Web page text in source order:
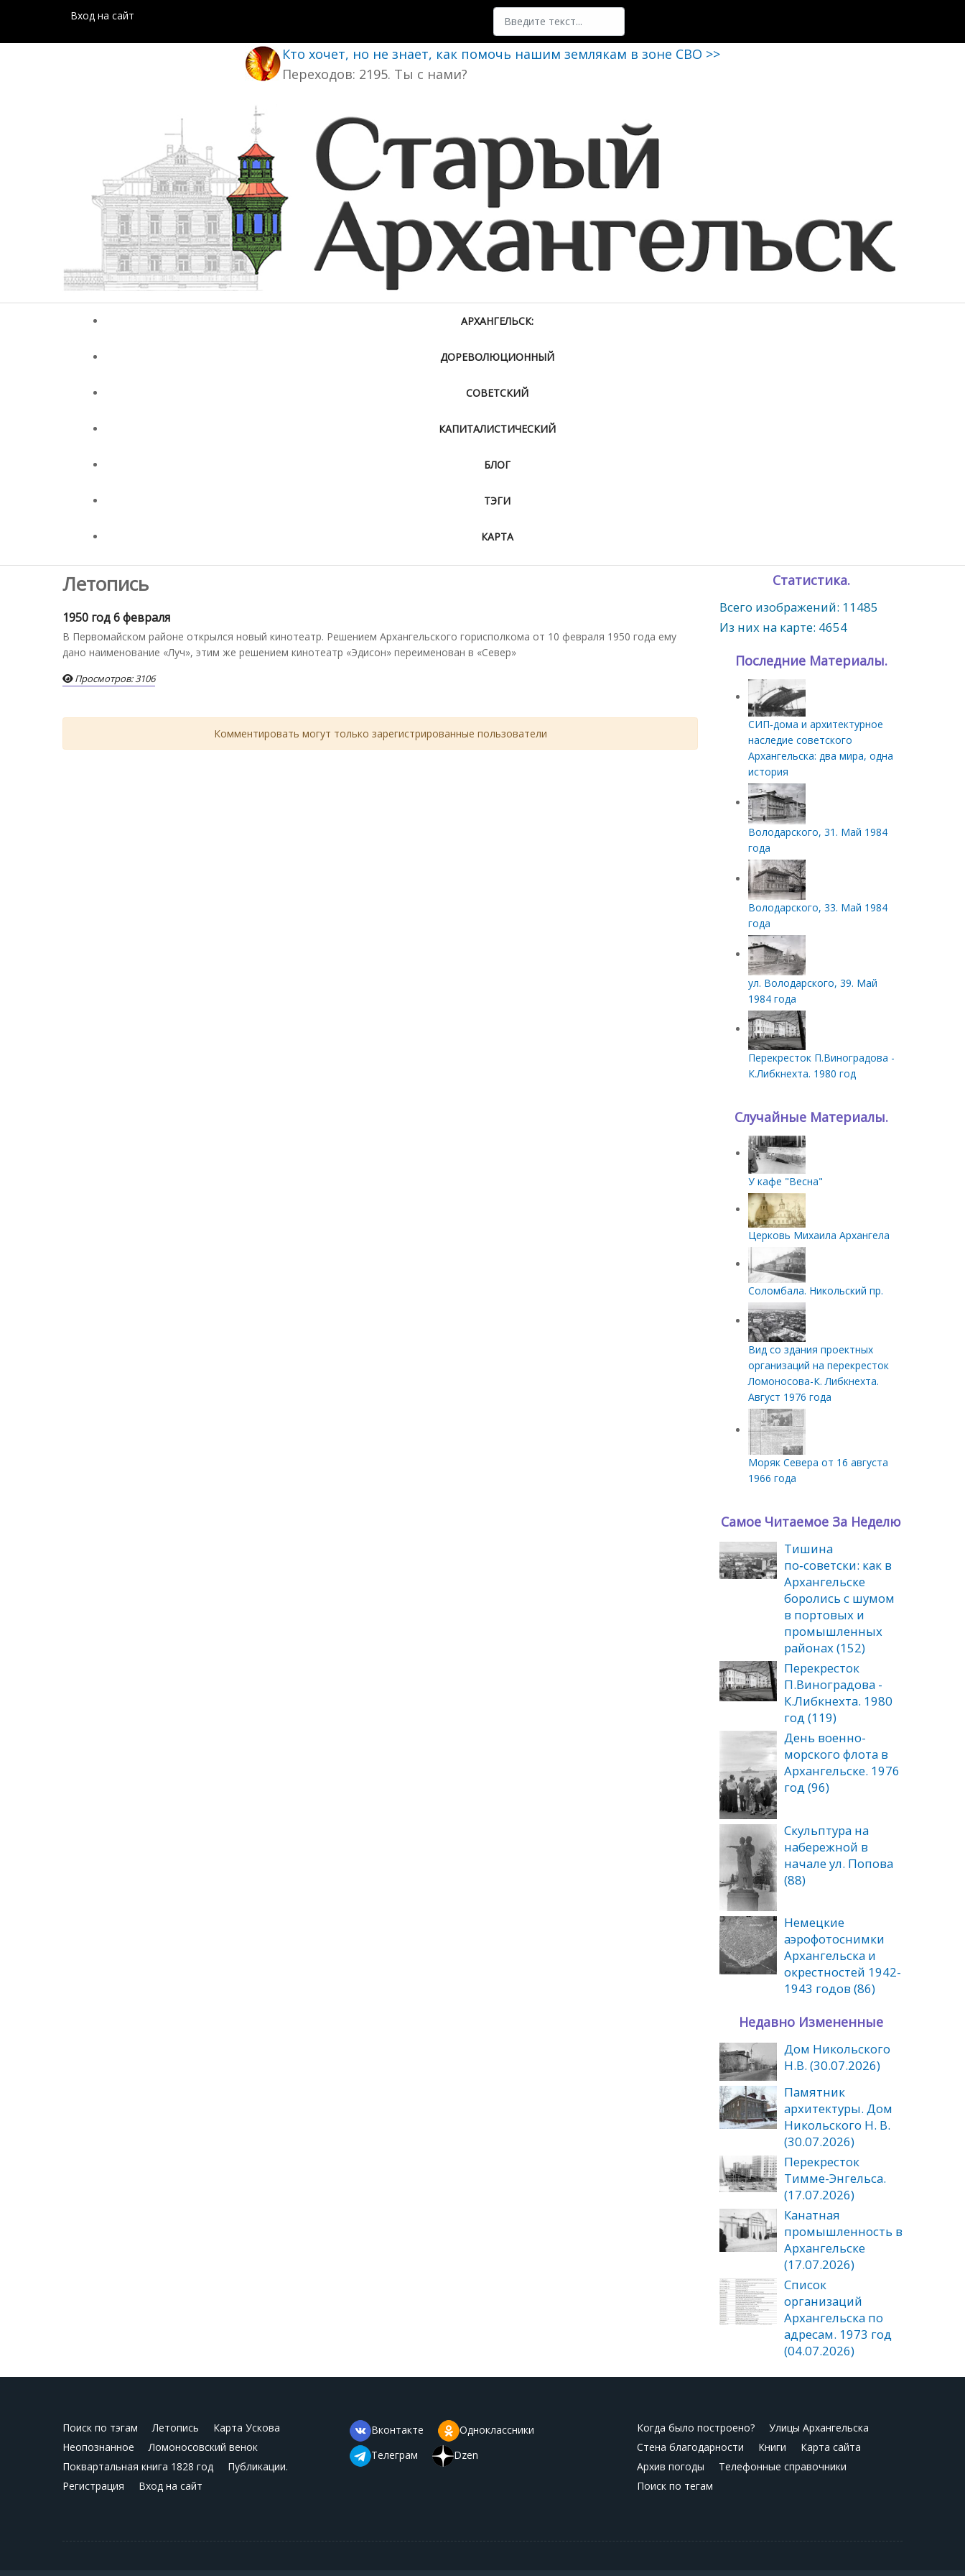
Вход на сайт Поиск
Кто хочет, но не знает, как помочь нашим землякам в зоне СВО >>
Переходов: 2195. Ты с нами?
АРХАНГЕЛЬСК:
ДОРЕВОЛЮЦИОННЫЙ
СОВЕТСКИЙ
КАПИТАЛИСТИЧЕСКИЙ
БЛОГ
ТЭГИ
КАРТА
Летопись
1950 год 6 февраля
В Первомайском районе открылся новый кинотеатр. Решением Архангельского горисполкома от 10 февраля 1950 года ему
дано наименование «Луч», этим же решением кинотеатр «Эдисон» переименован в «Север»
Просмотров: 3106
Комментировать могут только зарегистрированные пользователи
Статистика.
Всего изображений: 11485
Из них на карте: 4654
Последние Материалы.
СИП‑дома и архитектурное
наследие советского
Архангельска: два мира, одна
история
Володарского, 31. Май 1984
года
Володарского, 33. Май 1984
года
ул. Володарского, 39. Май
1984 года
Перекресток П.Виноградова -
К.Либкнехта. 1980 год
Случайные Материалы.
У кафе "Весна"
Церковь Михаила Архангела
Соломбала. Никольский пр.
Вид со здания проектных
организаций на перекресток
Ломоносова-К. Либкнехта.
Август 1976 года
Моряк Севера от 16 августа
1966 года
Самое Читаемое За Неделю
Тишина
по‑советски: как в
Архангельске
боролись с шумом
в портовых и
промышленных
районах (152)
Перекресток
П.Виноградова -
К.Либкнехта. 1980
год (119)
День военно-
морского флота в
Архангельске. 1976
год (96)
Скульптура на
набережной в
начале ул. Попова
(88)
Немецкие
аэрофотоснимки
Архангельска и
окрестностей 1942-
1943 годов (86)
Недавно Измененные
Дом Никольского
Н.В. (30.07.2026)
Памятник
архитектуры. Дом
Никольского Н. В.
(30.07.2026)
Перекресток
Тимме-Энгельса.
(17.07.2026)
Канатная
промышленность в
Архангельске
(17.07.2026)
Список
организаций
Архангельска по
адресам. 1973 год
(04.07.2026)
Поиск по тэгам Летопись
Карта Ускова
Неопознанное
Ломоносовский венок
Поквартальная книга 1828 год
Публикации.
Регистрация
Вход на сайт
Вконтакте
Одноклассники
Телеграм
Dzen
Когда было построено?
Улицы Архангельска
Стена благодарности
Книги
Карта сайта
Архив погоды
Телефонные справочники
Поиск по тегам